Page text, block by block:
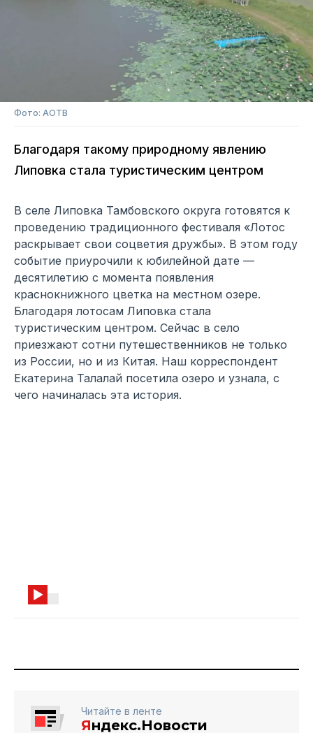
Фото: АОТВ
Благодаря такому природному явлению
Липовка стала туристическим центром
В селе Липовка Тамбовского округа готовятся к
проведению традиционного фестиваля «Лотос
раскрывает свои соцветия дружбы». В этом году
событие приурочили к юбилейной дате —
десятилетию с момента появления
краснокнижного цветка на местном озере.
Благодаря лотосам Липовка стала
туристическим центром. Сейчас в село
приезжают сотни путешественников не только
из России, но и из Китая. Наш корреспондент
Екатерина Талалай посетила озеро и узнала, с
чего начиналась эта история.
Читайте в ленте
Яндекс.Новости